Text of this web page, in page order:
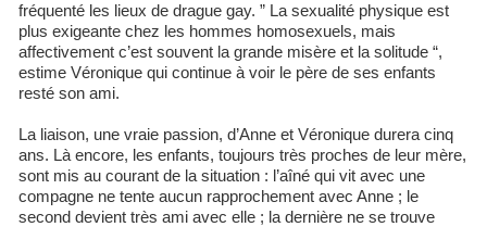
fréquenté les lieux de drague gay. ” La sexualité physique est
plus exigeante chez les hommes homosexuels, mais
affectivement c’est souvent la grande misère et la solitude “,
estime Véronique qui continue à voir le père de ses enfants
resté son ami.
La liaison, une vraie passion, d’Anne et Véronique durera cinq
ans. Là encore, les enfants, toujours très proches de leur mère,
sont mis au courant de la situation : l’aîné qui vit avec une
compagne ne tente aucun rapprochement avec Anne ; le
second devient très ami avec elle ; la dernière ne se trouve